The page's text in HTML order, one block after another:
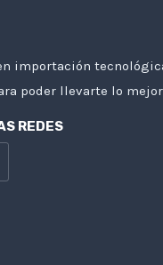
importación
poder llevarte lo
REDES